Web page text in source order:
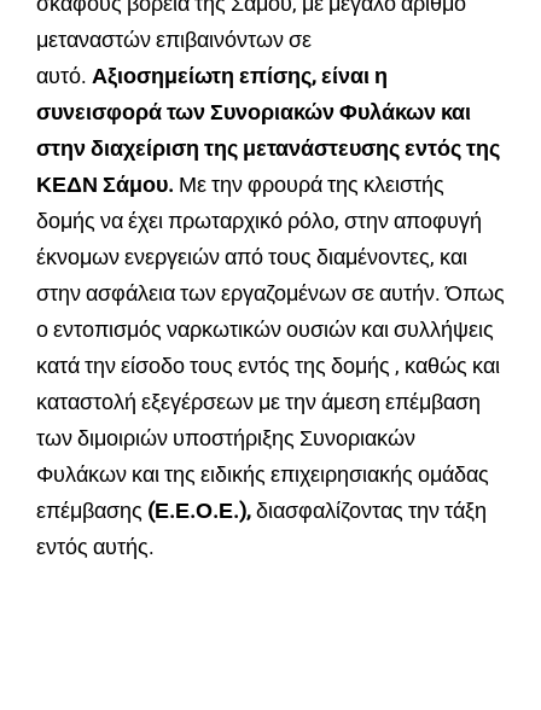
μεταναστών επιβαινόντων σε
αυτό. Αξιοσημείωτη επίσης, είναι η
συνεισφορά των Συνοριακών Φυλάκων και
στην διαχείριση της μετανάστευσης εντός της
ΚΕΔΝ Σάμου. Με την φρουρά της κλειστής
δομής να έχει πρωταρχικό ρόλο, στην αποφυγή
έκνομων ενεργειών από τους διαμένοντες, και
στην ασφάλεια των εργαζομένων σε αυτήν. Όπως
ο εντοπισμός ναρκωτικών ουσιών και συλλήψεις
κατά την είσοδο τους εντός της δομής , καθώς και
καταστολή εξεγέρσεων με την άμεση επέμβαση
των διμοιριών υποστήριξης Συνοριακών
Φυλάκων και της ειδικής επιχειρησιακής ομάδας
επέμβασης (Ε.Ε.Ο.Ε.),διασφαλίζοντας την τάξη
εντός αυτής.